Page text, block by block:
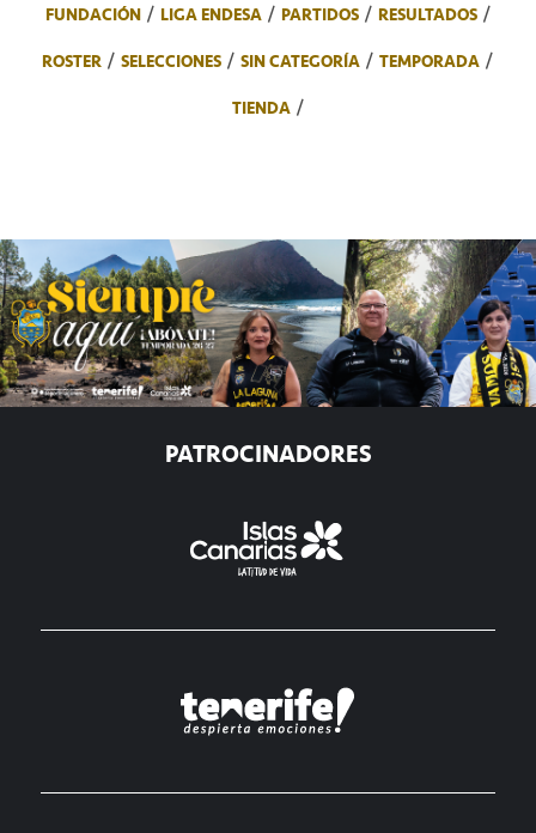
FUNDACIÓN
LIGA ENDESA PARTIDOS
RESULTADOS
ROSTER
SELECCIONES SIN CATEGORÍA
TEMPORADA
TIENDA
PATROCINADORES